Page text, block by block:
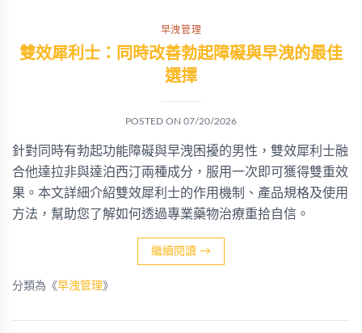
早洩管理
雙效犀利士：同時改善勃起障礙與早洩的最佳
選擇
POSTED ON 07/20/2026
針對同時有勃起功能障礙與早洩困擾的男性，雙效犀利士融
合他達拉非與達泊西汀兩種成分，服用一次即可獲得雙重效
果。本文詳細介紹雙效犀利士的作用機制、產品規格及使用
方法，幫助您了解如何透過專業藥物治療重拾自信。
繼續閱讀 →
分類為《早洩管理》